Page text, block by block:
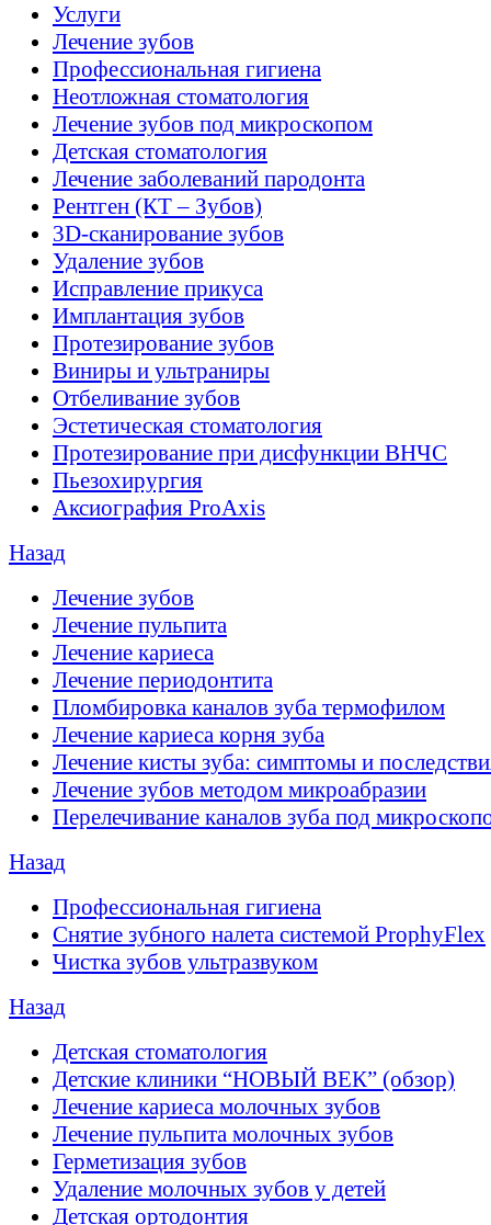
Услуги
Лечение зубов
Профессиональная гигиена
Неотложная стоматология
Лечение зубов под микроскопом
Детская стоматология
Лечение заболеваний пародонта
Рентген (КТ – Зубов)
3D-cканирование зубов
Удаление зубов
Исправление прикуса
Имплантация зубов
Протезирование зубов
Виниры и ультраниры
Отбеливание зубов
Эстетическая стоматология
Протезирование при дисфункции ВНЧС
Пьезохирургия
Аксиография ProAxis
Назад
Лечение зубов
Лечение пульпита
Лечение кариеса
Лечение периодонтита
Пломбировка каналов зуба термофилом
Лечение кариеса корня зуба
Лечение кисты зуба: симптомы и
Лечение зубов методом микроабразии
Перелечивание каналов зуба под
Назад
Профессиональная гигиена
Снятие зубного налета системой ProphyFlex
Чистка зубов ультразвуком
Назад
Детская стоматология
Детские клиники “НОВЫЙ ВЕК” (обзор)
Лечение кариеса молочных зубов
Лечение пульпита молочных зубов
Герметизация зубов
Удаление молочных зубов у детей
Детская ортодонтия